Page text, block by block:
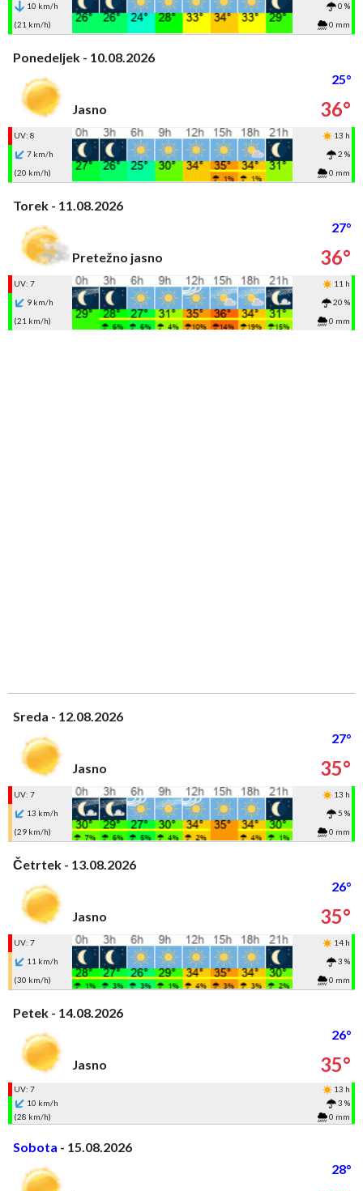
10 km/h
0 %
(21 km/h)
0 mm
Ponedeljek - 10.08.2026
25°
Jasno
36°
UV: 8
13 h
7 km/h
2 %
(20 km/h)
0 mm
Torek - 11.08.2026
27°
Pretežno jasno
36°
UV: 7
11 h
9 km/h
20 %
(21 km/h)
0 mm
Sreda - 12.08.2026
27°
Jasno
35°
UV: 7
13 h
13 km/h
5 %
(29 km/h)
0 mm
Četrtek - 13.08.2026
26°
Jasno
35°
UV: 7
14 h
11 km/h
3 %
(30 km/h)
0 mm
Petek - 14.08.2026
26°
Jasno
35°
UV: 7
13 h
10 km/h
3 %
(28 km/h)
0 mm
Sobota - 15.08.2026
28°